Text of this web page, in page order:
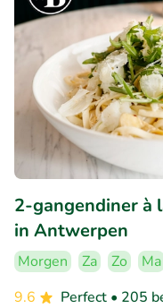
2-gangendiner à
in Antwerpen
Morgen Za Zo Ma
9.6
Perfect • 205